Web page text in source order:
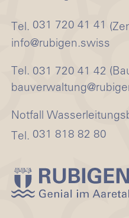
Tel. 031 720 41 41
info@rubigen.swiss
Tel. 031 720 41 42
Notfall
Tel. 031 818 82 80